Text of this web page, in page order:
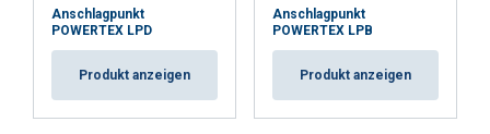
Anschlagpunkt
POWERTEX LPD
Produkt anzeigen
Anschlagpunkt
POWERTEX LPB
Produkt anzeigen